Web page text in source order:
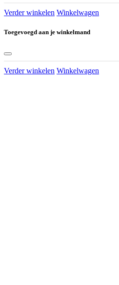
Verder winkelen Winkelwagen
Toegevoegd aan je winkelmand
Verder winkelen Winkelwagen